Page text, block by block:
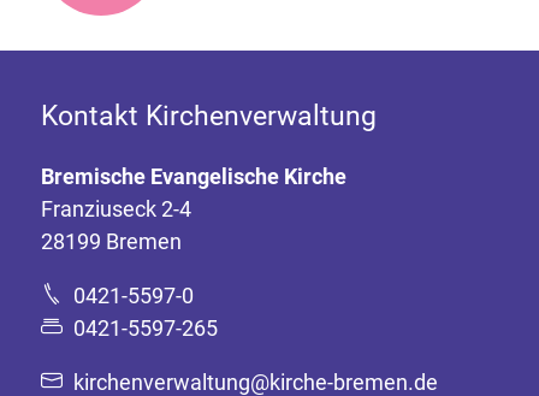
Kontakt Kirchenverwaltung
Bremische Evangelische Kirche
Franziuseck 2-4
28199 Bremen
0421-5597-0
0421-5597-265
kirchenverwaltung@kirche-bremen.de